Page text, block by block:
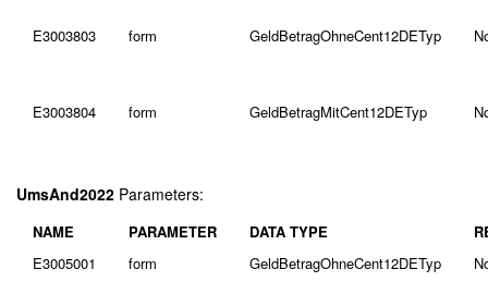
E3003803 form GeldBetragOhneCent12DETyp
E3003804 form GeldBetragMitCent12DETyp
UmsAnd2022 Parameters:
NAME PARAMETER DATA TYPE
E3005001
form GeldBetragOhneCent12DETyp